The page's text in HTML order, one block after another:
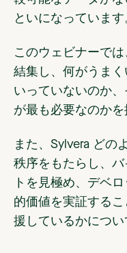
といになっています
このウェビナーで
結集し、何がうまく
いっていないのか
が最も必要なのかを
また、Sylvera どの
秩序をもたらし、
トを見極め、デベ
的価値を実証する
援しているかについ